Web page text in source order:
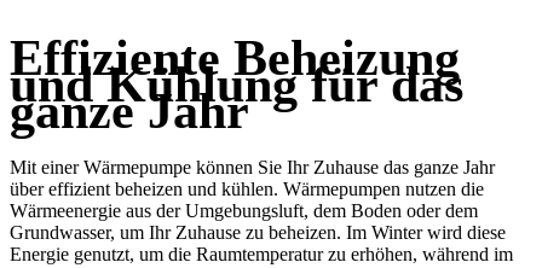
Effiziente Beheizung
und Kühlung für das
ganze Jahr
Mit einer Wärmepumpe können Sie Ihr Zuhause das ganze Jahr
über effizient beheizen und kühlen. Wärmepumpen nutzen die
Wärmeenergie aus der Umgebungsluft, dem Boden oder dem
Grundwasser, um Ihr Zuhause zu beheizen. Im Winter wird diese
Energie genutzt, um die Raumtemperatur zu erhöhen, während im